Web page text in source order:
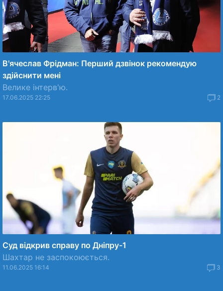
В'ячеслав Фрідман: Перший дзвінок рекомендую
здійснити мені
Велике інтерв'ю.
17.06.2025 22:25 2
Суд відкрив справу по Дніпру-1
Шахтар не заспокоюється.
11.06.2025 16:14 3